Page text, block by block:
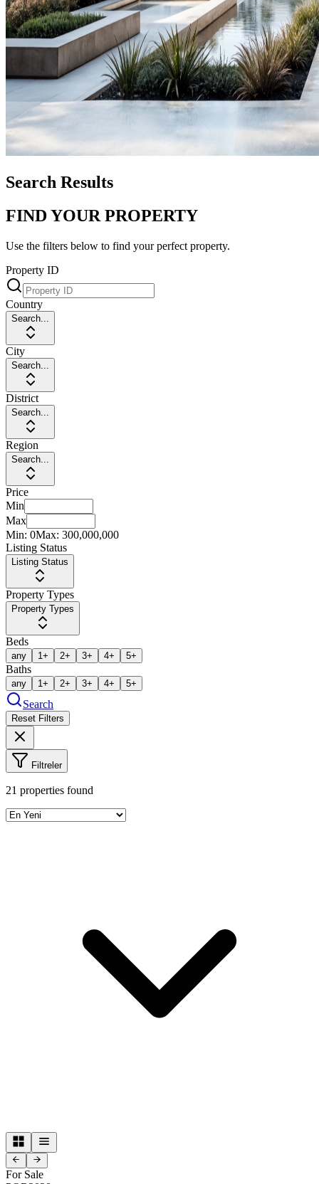
Search Results
FIND YOUR PROPERTY
Use the filters below to find your perfect property.
Property ID
Country
Search...
City
Search...
District
Search...
Region
Search...
Price
Min
Max
Min: 0Max: 300,000,000
Listing Status
Listing Status
Property Types
Property Types
Beds
any 1+ 2+ 3+ 4+ 5+
Baths
any 1+ 2+ 3+ 4+ 5+
Search
Reset Filters
Filtreler
21 properties found
For Sale